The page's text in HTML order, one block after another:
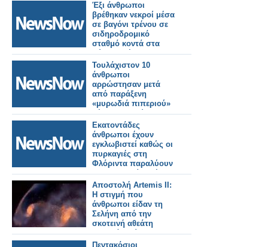
Έξι άνθρωποι
βρέθηκαν νεκροί μέσα
σε βαγόνι τρένου σε
σιδηροδρομικό
σταθμό κοντά στα
σύνορα Τέξας-
Μεξικού.
Τουλάχιστον 10
άνθρωποι
αρρώστησαν μετά
από παράξενη
«μυρωδιά πιπεριού»
μέσα σε κινούμενο
τρένο στην Ιαπωνία.
Εκατοντάδες
άνθρωποι έχουν
εγκλωβιστεί καθώς οι
πυρκαγιές στη
Φλόριντα παραλύουν
την υπηρεσία τρένων
της Amtrak.
Αποστολή Artemis II:
Η στιγμή που
άνθρωποι είδαν τη
Σελήνη από την
σκοτεινή αθεάτη
πλευρά – Βίντεο και
φωτό
Πεντακόσιοι